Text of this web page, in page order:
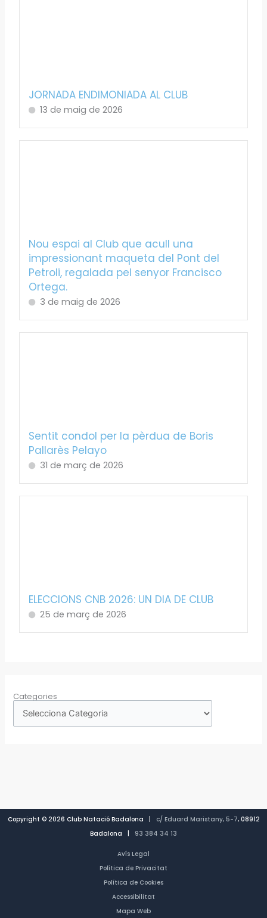
JORNADA ENDIMONIADA AL CLUB
13 de maig de 2026
Nou espai al Club que acull una
impressionant maqueta del Pont del
Petroli, regalada pel senyor Francisco
Ortega.
3 de maig de 2026
Sentit condol per la pèrdua de Boris
Pallarès Pelayo
31 de març de 2026
ELECCIONS CNB 2026: UN DIA DE CLUB
25 de març de 2026
Categories
Copyright © 2026 Club Natació Badalona | c/ Eduard Maristany, 5-7, 08912
Badalona | 93 384 34 13
Avís Legal
Política de Privacitat
Política de Cookies
Accessibilitat
Mapa Web